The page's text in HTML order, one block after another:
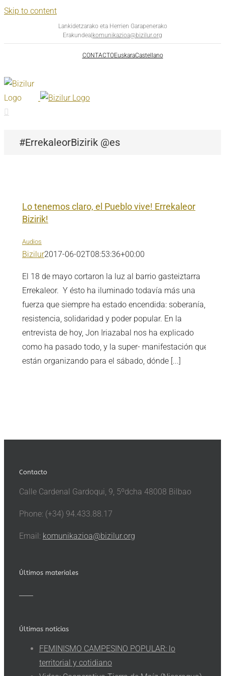
Skip to content
Lankidetzarako eta Herrien Garapenerako
Erakundea komunikazioa@bizilur.org
CONTACTOEuskaraCastellano
#ErrekaleorBizirik @es
Lo tenemos claro, el Pueblo vive! Errekaleor
Bizirik!
Audios
Bizilur2017-06-02T08:53:36+00:00
El 18 de mayo cortaron la luz al barrio gasteiztarra
Errekaleor. Y ésto ha iluminado todavía más una
fuerza que siempre ha estado encendida: soberanía,
resistencia, solidaridad y poder popular. En la
entrevista de hoy, Jon Iriazabal nos ha explicado
como ha pasado todo, y la super- manifestación que
están organizando para el sábado, dónde [...]
Contacto
Calle Cardenal Gardoqui, 9, 5ºdcha 48008 Bilbao
Phone: (+34) 94.433.88.17
Email: komunikazioa@bizilur.org
Últimos materiales
Últimas noticias
FEMINISMO CAMPESINO POPULAR: lo
territorial y cotidiano